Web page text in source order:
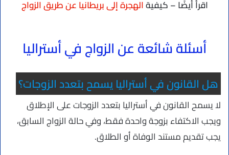
اقرأ أيضًا – كيفيةالهجرة إلى بريطانيا عن طريق الزواج
أسئلة شائعة عن الزواج في أستراليا
هل القانون في أستراليا يسمح بتعدد الزوجات؟
لا يسمح القانون في أستراليا بتعدد الزوجات على الإطلاق
ويجب الاكتفاء بزوجة واحدة فقط، وفي حالة الزواج السابق،
يجب تقديم مستند الوفاة أو الطلاق.